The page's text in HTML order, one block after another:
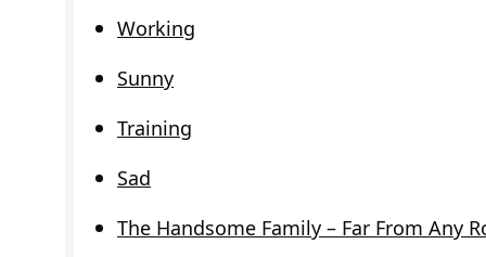
Working
Sunny
Training
Sad
The Handsome Family – Far From Any